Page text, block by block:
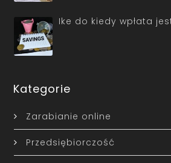
Ike do kiedy wpłata
Kategorie
Zarabianie online
Przedsiębiorczość